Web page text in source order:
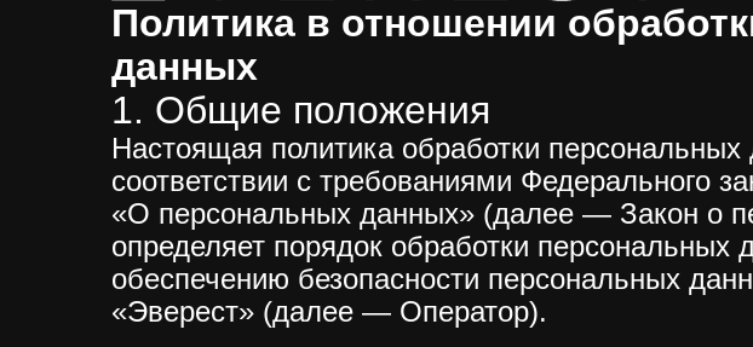
Политика в отношении
данных
1. Общие положения
Настоящая политика обработки персональных
соответствии с требованиями Федерального
«О персональных данных» (далее — Закон о
определяет порядок обработки
обеспечению безопасности персональных
«Эверест» (далее — Оператор).